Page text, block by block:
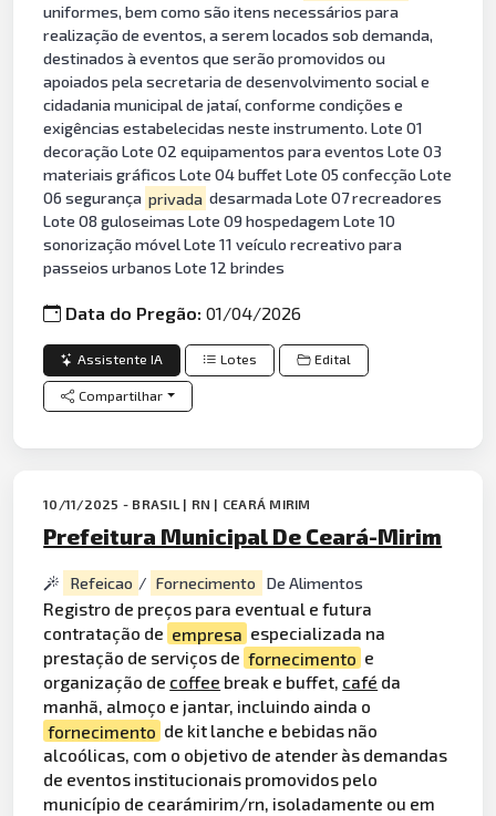
uniformes, bem como são itens necessários para
realização de eventos, a serem locados sob demanda,
destinados à eventos que serão promovidos ou
apoiados pela secretaria de desenvolvimento social e
cidadania municipal de jataí, conforme condições e
exigências estabelecidas neste instrumento. Lote 01
decoração Lote 02 equipamentos para eventos Lote 03
materiais gráficos Lote 04 buffet Lote 05 confecção Lote
06 segurança privada desarmada Lote 07 recreadores
Lote 08 guloseimas Lote 09 hospedagem Lote 10
sonorização móvel Lote 11 veículo recreativo para
passeios urbanos Lote 12 brindes
Data do Pregão:01/04/2026
Assistente IA Lotes Edital
Compartilhar
10/11/2025 - BRASIL | RN | CEARÁ MIRIM
Prefeitura Municipal De Ceará-Mirim
Refeicao / Fornecimento De Alimentos
Registro de preços para eventual e futura
contratação de empresa especializada na
prestação de serviços de fornecimento e
organização de coffee break e buffet, café da
manhã, almoço e jantar, incluindo ainda o
fornecimento de kit lanche e bebidas não
alcoólicas, com o objetivo de atender às demandas
de eventos institucionais promovidos pelo
município de cearámirim/rn, isoladamente ou em